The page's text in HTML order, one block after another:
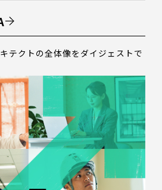
テクトの全体像をダイジェストで